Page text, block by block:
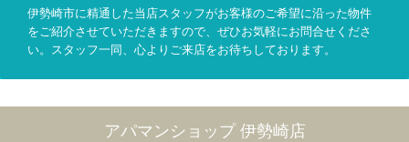
伊勢崎市に精通した当店スタッフがお客様のご希望に沿った物件
をご紹介させていただきますので、ぜひお気軽にお問合せくださ
い。スタッフ一同、心よりご来店をお待ちしております。
アパマンショップ 伊勢崎店